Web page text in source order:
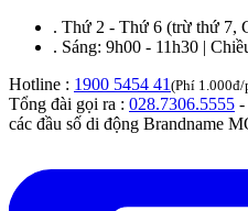
. Thứ 2 - Thứ 6 (trừ thứ 7,
. Sáng: 9h00 - 11h30 |
Hotline : 1900 5454 41 (Phí
Tổng đài gọi ra : 028.7306.5555 -
các đầu số di động Brandname